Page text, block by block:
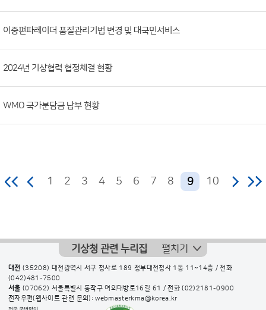
이중편파레이더 품질관리기법 변경 및 대국민서비스
2024년 기상협력 협정체결 현황
WMO 국가분담금 납부 현황
1 2 3 4 5 6 7 8 9 10
기상청 관련 누리집 펼치기
대전 (35208) 대전광역시 서구 청사로 189 정부대전청사 1동 11~14층 / 전화
(042)481-7500
서울 (07062) 서울특별시 동작구 여의대방로16길 61 / 전화(02)2181-0900
전자우편(웹사이트 관련 문의): webmasterkma@korea.kr